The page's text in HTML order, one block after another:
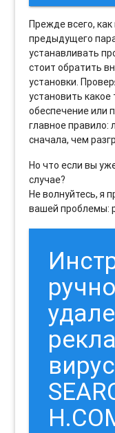
Прежде всего,
предыдущего
устанавливать
стоит обратить
установки.
установить
обеспечение или
главное правило:
сначала, чем
Но что если вы
случае?
Не волнуйтесь, я
вашей проблемы: